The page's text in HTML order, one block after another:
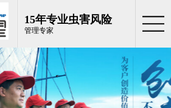
15年专业虫害风险
管理专家